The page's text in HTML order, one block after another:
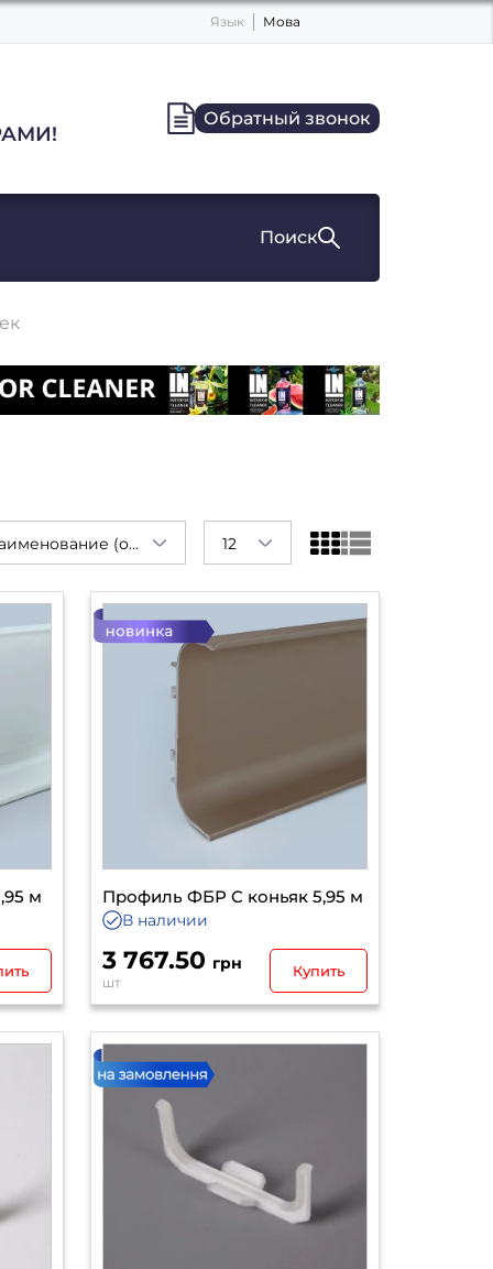
Язык Мова
Обратный звонок
Поиск
Наименование (от А до Я) 12
м Профиль ФБР C коньяк 5,95 м
В наличии
3 767.50 грн
шт
Купить